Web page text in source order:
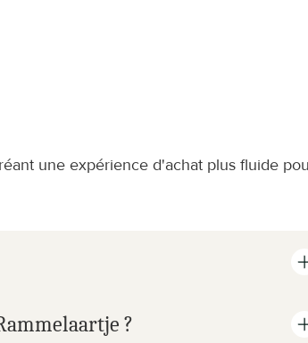
une expérience d'achat plus fluide
?